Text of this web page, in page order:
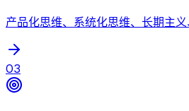
产品化思维、系统化思维、长期主
03